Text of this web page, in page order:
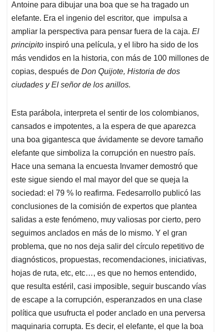
Antoine para dibujar una boa que se ha tragado un
elefante. Era el ingenio del escritor, que impulsa a
ampliar la perspectiva para pensar fuera de la caja. El
principito inspiró una película, y el libro ha sido de los
más vendidos en la historia, con más de 100 millones de
copias, después de Don Quijote, Historia de dos
ciudades y El señor de los anillos.
Esta parábola, interpreta el sentir de los colombianos,
cansados e impotentes, a la espera de que aparezca
una boa gigantesca que ávidamente se devore tamaño
elefante que simboliza la corrupción en nuestro país.
Hace una semana la encuesta Invamer demostró que
este sigue siendo el mal mayor del que se queja la
sociedad: el 79 % lo reafirma. Fedesarrollo publicó las
conclusiones de la comisión de expertos que plantea
salidas a este fenómeno, muy valiosas por cierto, pero
seguimos anclados en más de lo mismo. Y el gran
problema, que no nos deja salir del círculo repetitivo de
diagnósticos, propuestas, recomendaciones, iniciativas,
hojas de ruta, etc, etc…, es que no hemos entendido,
que resulta estéril, casi imposible, seguir buscando vías
de escape a la corrupción, esperanzados en una clase
política que usufructa el poder anclado en una perversa
maquinaria corrupta. Es decir, el elefante, el que la boa